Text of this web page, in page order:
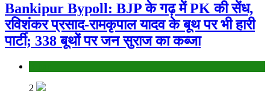
Bankipur Bypoll: BJP के गढ़ में PK की सेंध,
रविशंकर प्रसाद-रामकृपाल यादव के बूथ पर भी हारी
पार्टी; 338 बूथों पर जन सुराज का कब्जा
2